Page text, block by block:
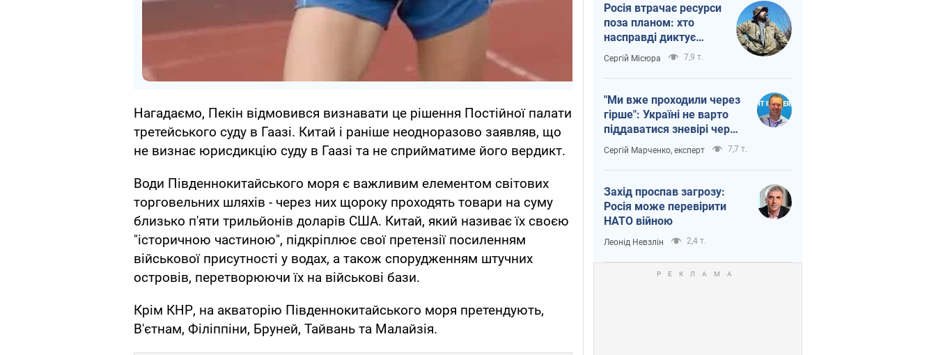
Нагадаємо, Пекін відмовився визнавати це рішення Постійної палати
третейського суду в Гаазі. Китай і раніше неодноразово заявляв, що
не визнає юрисдикцію суду в Гаазі та не сприйматиме його вердикт.
Води Південнокитайського моря є важливим елементом світових
торговельних шляхів - через них щороку проходять товари на суму
близько п'яти трильйонів доларів США. Китай, який називає їх своєю
"історичною частиною", підкріплює свої претензії посиленням
військової присутності у водах, а також спорудженням штучних
островів, перетворюючи їх на військові бази.
Крім КНР, на акваторію Південнокитайського моря претендують,
В'єтнам, Філіппіни, Бруней, Тайвань та Малайзія.
Росія втрачає ресурси
поза планом: хто
насправді диктує
темп війни
Сергій Місюра 7,9 т.
"Ми вже проходили через
гірше": Україні не варто
піддаватися зневірі через
ракетний терор
Сергій Марченко, експерт 7,7 т.
Захід проспав загрозу:
Росія може перевірити
НАТО війною
Леонід Невзлін 2,4 т.